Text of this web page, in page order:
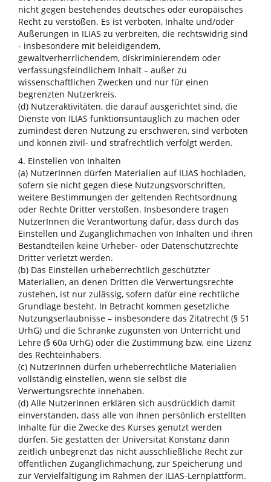
nicht gegen bestehendes deutsches oder europäisches
Recht zu verstoßen. Es ist verboten, Inhalte und/oder
Äußerungen in ILIAS zu verbreiten, die rechtswidrig sind
- insbesondere mit beleidigendem,
gewaltverherrlichendem, diskriminierendem oder
verfassungsfeindlichem Inhalt – außer zu
wissenschaftlichen Zwecken und nur für einen
begrenzten Nutzerkreis.
(d) Nutzeraktivitäten, die darauf ausgerichtet sind, die
Dienste von ILIAS funktionsuntauglich zu machen oder
zumindest deren Nutzung zu erschweren, sind verboten
und können zivil- und strafrechtlich verfolgt werden.
4. Einstellen von Inhalten
(a) NutzerInnen dürfen Materialien auf ILIAS hochladen,
sofern sie nicht gegen diese Nutzungsvorschriften,
weitere Bestimmungen der geltenden Rechtsordnung
oder Rechte Dritter verstoßen. Insbesondere tragen
NutzerInnen die Verantwortung dafür, dass durch das
Einstellen und Zugänglichmachen von Inhalten und ihren
Bestandteilen keine Urheber- oder Datenschutzrechte
Dritter verletzt werden.
(b) Das Einstellen urheberrechtlich geschützter
Materialien, an denen Dritten die Verwertungsrechte
zustehen, ist nur zulässig, sofern dafür eine rechtliche
Grundlage besteht. In Betracht kommen gesetzliche
Nutzungserlaubnisse – insbesondere das Zitatrecht (§ 51
UrhG) und die Schranke zugunsten von Unterricht und
Lehre (§ 60a UrhG) oder die Zustimmung bzw. eine Lizenz
des Rechteinhabers.
(c) NutzerInnen dürfen urheberrechtliche Materialien
vollständig einstellen, wenn sie selbst die
Verwertungsrechte innehaben.
(d) Alle NutzerInnen erklären sich ausdrücklich damit
einverstanden, dass alle von ihnen persönlich erstellten
Inhalte für die Zwecke des Kurses genutzt werden
dürfen. Sie gestatten der Universität Konstanz dann
zeitlich unbegrenzt das nicht ausschließliche Recht zur
öffentlichen Zugänglichmachung, zur Speicherung und
zur Vervielfältigung im Rahmen der ILIAS-Lernplattform.